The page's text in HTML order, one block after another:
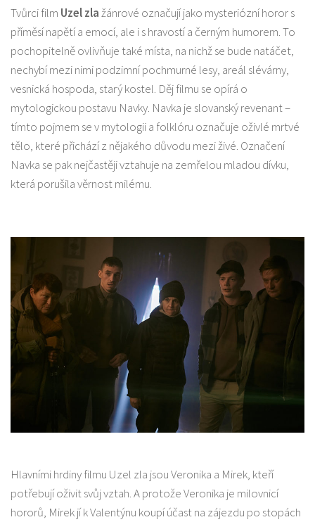
Tvůrci film Uzel zlažánrové označují jako mysteriózní horor s
příměsí napětí a emocí, ale i s hravostí a černým humorem. To
pochopitelně ovlivňuje také místa, na nichž se bude natáčet,
nechybí mezi nimi podzimní pochmurné lesy, areál slévárny,
vesnická hospoda, starý kostel. Děj filmu se opírá o
mytologickou postavu Navky. Navka je slovanský revenant –
tímto pojmem se v mytologii a folklóru označuje oživlé mrtvé
tělo, které přichází z nějakého důvodu mezi živé. Označení
Navka se pak nejčastěji vztahuje na zemřelou mladou dívku,
která porušila věrnost milému.
Hlavními hrdiny filmu Uzel zla jsou Veronika a Mirek, kteří
potřebují oživit svůj vztah. A protože Veronika je milovnicí
hororů, Mirek jí k Valentýnu koupí účast na zájezdu po stopách